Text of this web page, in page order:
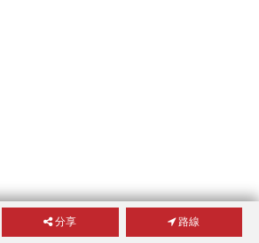
分享 路線